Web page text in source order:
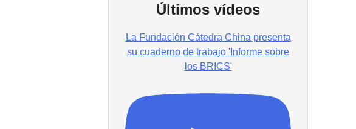
Últimos vídeos
La Fundación Cátedra China presenta
su cuaderno de trabajo 'Informe sobre
los BRICS'